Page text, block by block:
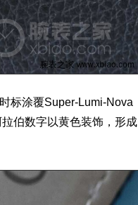
标涂覆Super-Lumi-Nova
伯数字以黄色装饰，形成